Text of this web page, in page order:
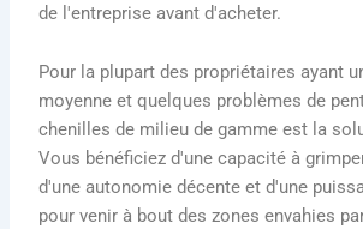
de l'entreprise avant d'acheter.
Pour la plupart des propriétaires ayant
moyenne et quelques problèmes de
chenilles de milieu de gamme est la
Vous bénéficiez d'une capacité à
d'une autonomie décente et d'une
pour venir à bout des zones envahies